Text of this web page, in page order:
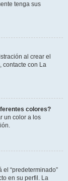
tenga sus
al crear el
contacte con La
colores?
un color a los
“predeterminado”
en su perfil. La